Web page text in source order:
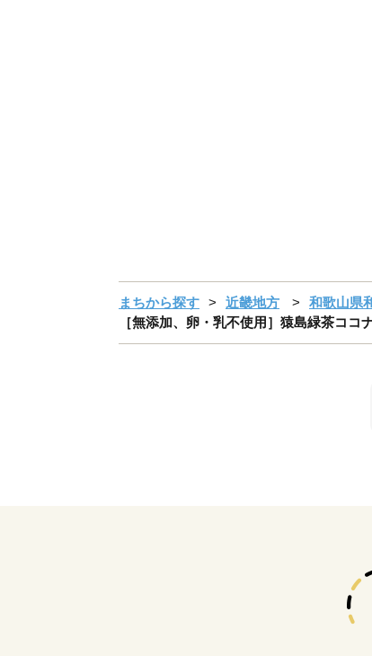
まちから探す 近畿地方 和歌山県
［無添加、卵・乳不使用］猿島緑茶ココ